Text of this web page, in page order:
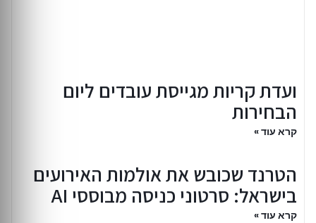
ועדת קריות מגייסת עובדים ליום
הבחירות
קרא עוד »
הטרנד שכובש את אולמות האירועים
בישראל: סרטוני כניסה מבוססי AI
קרא עוד »